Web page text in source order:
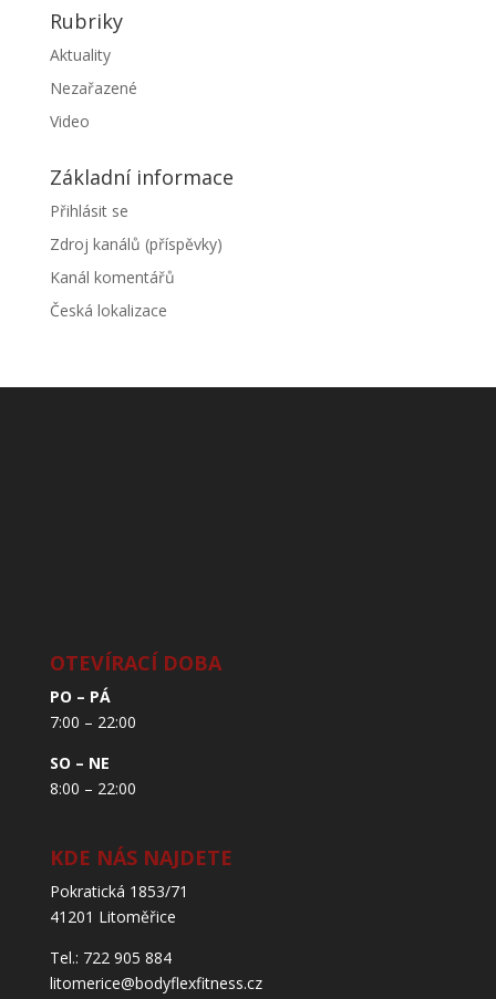
Rubriky
Aktuality
Nezařazené
Video
Základní informace
Přihlásit se
Zdroj kanálů (příspěvky)
Kanál komentářů
Česká lokalizace
OTEVÍRACÍ DOBA
PO – PÁ
7:00 – 22:00
SO – NE
8:00 – 22:00
KDE NÁS NAJDETE
Pokratická 1853/71
41201 Litoměřice
Tel.: 722 905 884
litomerice@bodyflexfitness.cz